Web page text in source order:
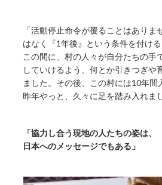
「活動停止命令が覆ることはありま
はなく『1年後』という条件を付ける
この間に、村の人々が自分たちの手
していけるよう、何とか引きつぎや
ました。その後、この村には10年間
昨年やっと、久々に足を踏み入れま
「協力し合う現地の人たちの姿は、
日本へのメッセージでもある」